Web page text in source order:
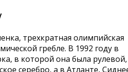
трехкратная олимпийская
гребле. В 1992 году в
в которой она была рулевой,
серебро, а в Атланте,